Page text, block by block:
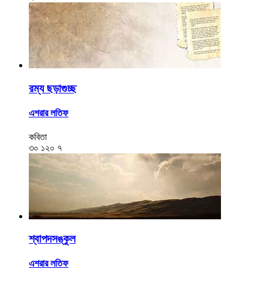
রম্য ছড়াগুচ্ছ
এশরার লতিফ
কবিতা
৩০ ১২০ ৭
শ্বাপদসঙ্কুল
এশরার লতিফ